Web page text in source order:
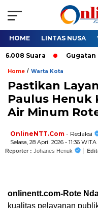
HOME LINTAS NUSA
Suara Gugatan Ijasah
Home / Warta Kota
Pastikan
Paulus Henuk
Air Minum
OnlineNTT.Com - Redaksi
Selasa, 28 April 2026 - 11:36 WITA
Reporter : Johanes Henuk
onlinentt.com-Rote
kualitas pelayanan